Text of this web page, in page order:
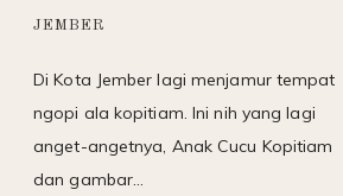
JEMBER
Di Kota Jember lagi menjamur tempat
ngopi ala kopitiam. Ini nih yang lagi
anget-angetnya, Anak Cucu Kopitiam
dan gambar…